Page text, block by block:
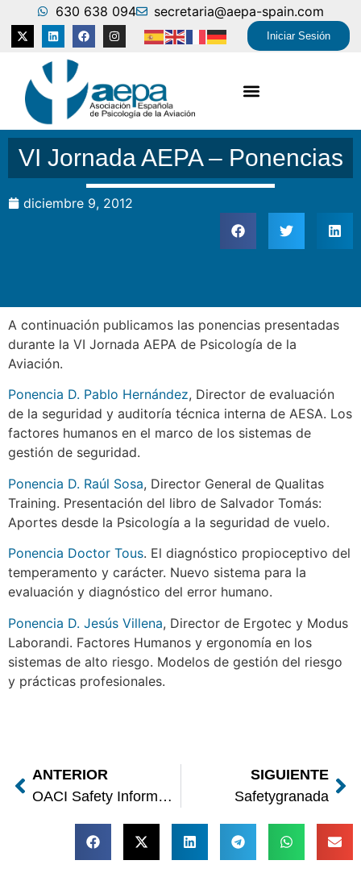
Iniciar Sesión
630 638 094 secretaria@aepa-spain.com
VI Jornada AEPA – Ponencias
diciembre 9, 2012
A continuación publicamos las ponencias presentadas
durante la VI Jornada AEPA de Psicología de la
Aviación.
Ponencia D. Pablo Hernández, Director de evaluación
de la seguridad y auditoría técnica interna de AESA. Los
factores humanos en el marco de los sistemas de
gestión de seguridad.
Ponencia D. Raúl Sosa, Director General de Qualitas
Training. Presentación del libro de Salvador Tomás:
Aportes desde la Psicología a la seguridad de vuelo.
Ponencia Doctor Tous. El diagnóstico propioceptivo del
temperamento y carácter. Nuevo sistema para la
evaluación y diagnóstico del error humano.
Ponencia D. Jesús Villena, Director de Ergotec y Modus
Laborandi. Factores Humanos y ergonomía en los
sistemas de alto riesgo. Modelos de gestión del riesgo
y prácticas profesionales.
ANTERIOR
OACI Safety Information Task Force
SIGUIENTE
Safetygranada